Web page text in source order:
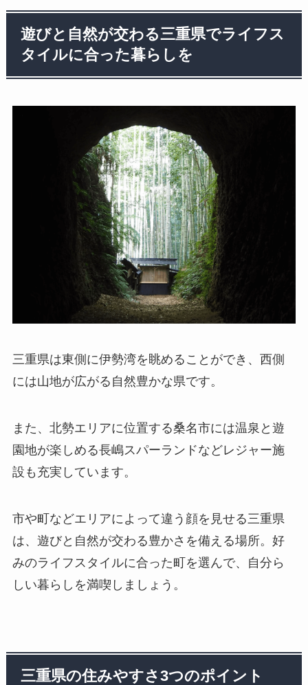
遊びと自然が交わる三重県でライフス
タイルに合った暮らしを
三重県は東側に伊勢湾を眺めることができ、西側
には山地が広がる自然豊かな県です。
また、北勢エリアに位置する桑名市には温泉と遊
園地が楽しめる長嶋スパーランドなどレジャー施
設も充実しています。
市や町などエリアによって違う顔を見せる三重県
は、遊びと自然が交わる豊かさを備える場所。好
みのライフスタイルに合った町を選んで、自分ら
しい暮らしを満喫しましょう。
三重県の住みやすさ3つのポイント